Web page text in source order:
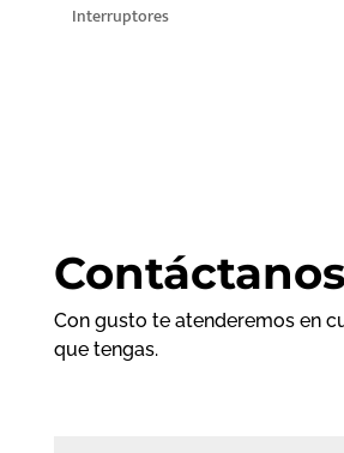
Interruptores
Contáctanos
Con gusto te atenderemos en
que tengas.